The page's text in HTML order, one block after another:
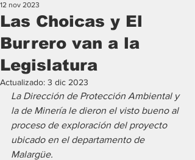
Las Choicas y El
Burrero van a la
Legislatura
12 nov 2023
Actualizado: 3 dic 2023
La Dirección de Protección Ambiental y
la de Minería le dieron el visto bueno al
proceso de exploración del proyecto
ubicado en el departamento de
Malargüe.